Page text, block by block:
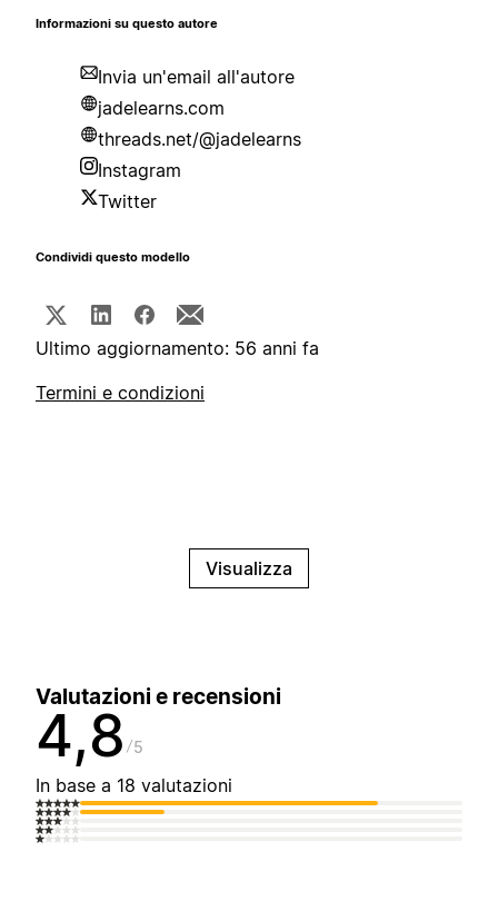
Informazioni su questo autore
Invia un'email all'autore
jadelearns.com
threads.net/@jadelearns
Instagram
Twitter
Condividi questo modello
Ultimo aggiornamento: 56 anni fa
Termini e condizioni
Visualizza
Valutazioni e recensioni
4,8 5
In base a 18 valutazioni